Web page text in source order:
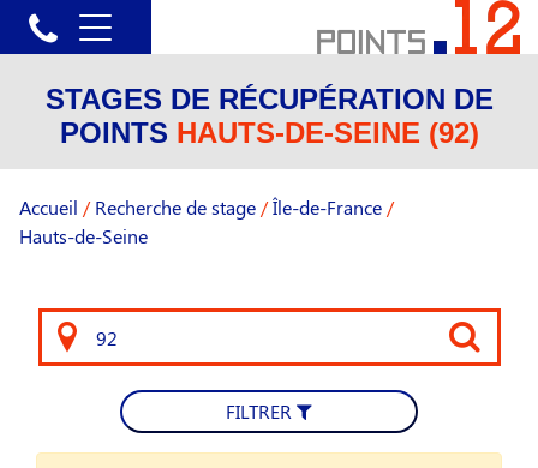
STAGES DE RÉCUPÉRATION DE
POINTS HAUTS-DE-SEINE (92)
Accueil / Recherche de stage /Île-de-France /
Hauts-de-Seine
FILTRER